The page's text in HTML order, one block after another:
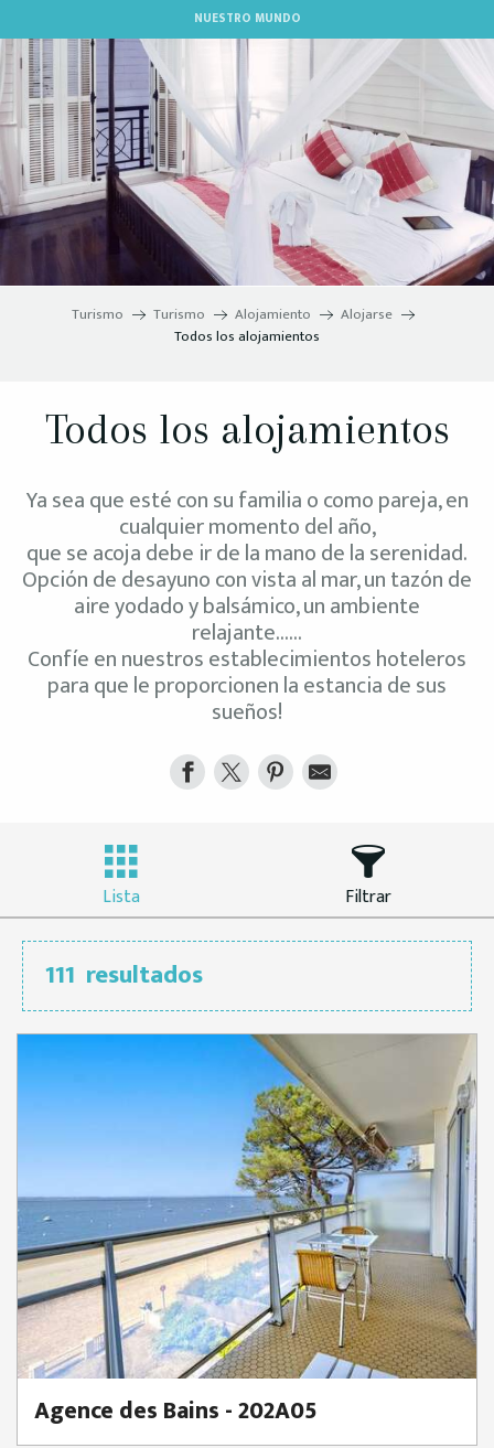
au
contenu
principal
NUESTRO MUNDO
Turismo Turismo Alojamiento
Alojarse
Todos los alojamientos
Todos los alojamientos
Ya sea que esté con su familia o como pareja, en
cualquier momento del año,
que se acoja debe ir de la mano de la serenidad.
Opción de desayuno con vista al mar, un tazón de
aire yodado y balsámico, un ambiente
relajante……
Confíe en nuestros establecimientos hoteleros
para que le proporcionen la estancia de sus
sueños!
Lista Filtrar
111 resultados
Agence des Bains - 202A05